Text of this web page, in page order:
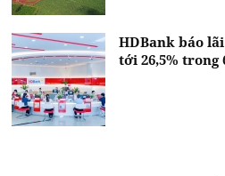
HDBank báo lãi
tới 26,5% trong